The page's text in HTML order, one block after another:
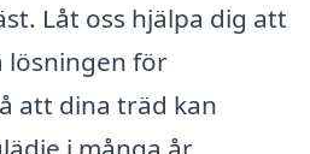
Låt oss hjälpa dig att
lösningen för
att dina träd kan